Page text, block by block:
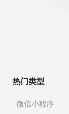
热门类型
微信小程序